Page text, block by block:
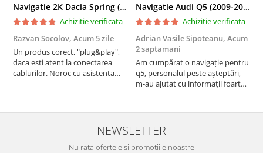
Navigatie 2K Dacia Spring (2021- Prezent), Android, S-Quadcore / 4GB RAM + 64GB ROM, 9.5 Inch - AD-BGS90042K+AD-BGRKIT366V4s
Achizitie verificata
Razvan Socolov, Acum 5 zile
Un produs corect, "plug&play",
daca esti atent la conectarea
cablurilor. Noroc cu asistenta
atras atentia ca nu era conectat
cablul de video de la camera
Navigatie Audi Q5 (2009-2017), Linux OS & OEM, MMI 3G, CarPlay & Android Auto Wireless, MirrorLink, Camera AHD, 12.3 Inch - AD-BGAALNXH+AD-BGRKITQ5002
Achizitie verificata
Adrian Vasile Sipoteanu, Acum
2 saptamani
Am cumpărat o navigație pentru
q5, personalul peste așteptări,
m-au ajutat cu informații foarte
serviabili, livrare rapidă, suport
tehnic, totul impecabil, o să revin
la ei și pentru vi...
NEWSLETTER
Nu rata ofertele si promotiile noastre